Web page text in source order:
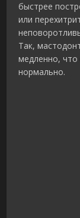
быстрее
или
Так,
медленно, что
нормально.